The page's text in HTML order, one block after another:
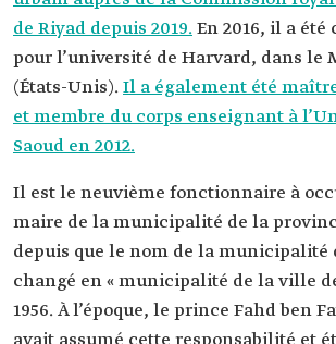
bâtiment à l'université du Roi
Master en architecture et
de Columbia.
Master en planification
urbain à l'université de
de Riyad depuis 2019.En 2016, il a
pour l’université de Harvard, dans le
(États-Unis).Il a également été
et membre du corps enseignant à
Saoud en 2012.
Il est le neuvième fonctionnaire à
maire de la municipalité de la
depuis que le nom de la municipalité
changé en « municipalité de la ville
1956. À l’époque, le prince Fahd ben